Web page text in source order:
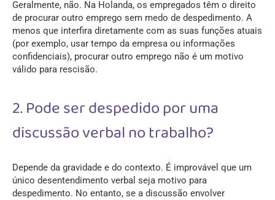
Geralmente, não. Na Holanda, os empregados têm o direito
de procurar outro emprego sem medo de despedimento. A
menos que interfira diretamente com as suas funções atuais
(por exemplo, usar tempo da empresa ou informações
confidenciais), procurar outro emprego não é um motivo
válido para rescisão.
2. Pode ser despedido por uma
discussão verbal no trabalho?
Depende da gravidade e do contexto. É improvável que um
único desentendimento verbal seja motivo para
despedimento. No entanto, se a discussão envolver